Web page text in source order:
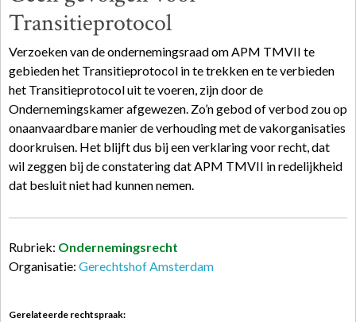
Transitieprotocol
Verzoeken van de ondernemingsraad om APM TMVII te
gebieden het Transitieprotocol in te trekken en te verbieden
het Transitieprotocol uit te voeren, zijn door de
Ondernemingskamer afgewezen. Zo’n gebod of verbod zou op
onaanvaardbare manier de verhouding met de vakorganisaties
doorkruisen. Het blijft dus bij een verklaring voor recht, dat
wil zeggen bij de constatering dat APM TMVII in redelijkheid
dat besluit niet had kunnen nemen.
Rubriek: Ondernemingsrecht
Organisatie: Gerechtshof Amsterdam
Gerelateerde rechtspraak: